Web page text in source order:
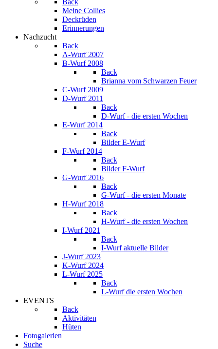
Back
Meine Collies
Deckrüden
Erinnerungen
Nachzucht
Back
A-Wurf 2007
B-Wurf 2008
Back
Brianna vom Schwarzen Feuer
C-Wurf 2009
D-Wurf 2011
Back
D-Wurf - die ersten Wochen
E-Wurf 2014
Back
Bilder E-Wurf
F-Wurf 2014
Back
Bilder F-Wurf
G-Wurf 2016
Back
G-Wurf - die ersten Monate
H-Wurf 2018
Back
H-Wurf - die ersten Wochen
I-Wurf 2021
Back
I-Wurf aktuelle Bilder
J-Wurf 2023
K-Wurf 2024
L-Wurf 2025
Back
L-Wurf die ersten Wochen
EVENTS
Back
Aktivitäten
Hüten
Fotogalerien
Suche